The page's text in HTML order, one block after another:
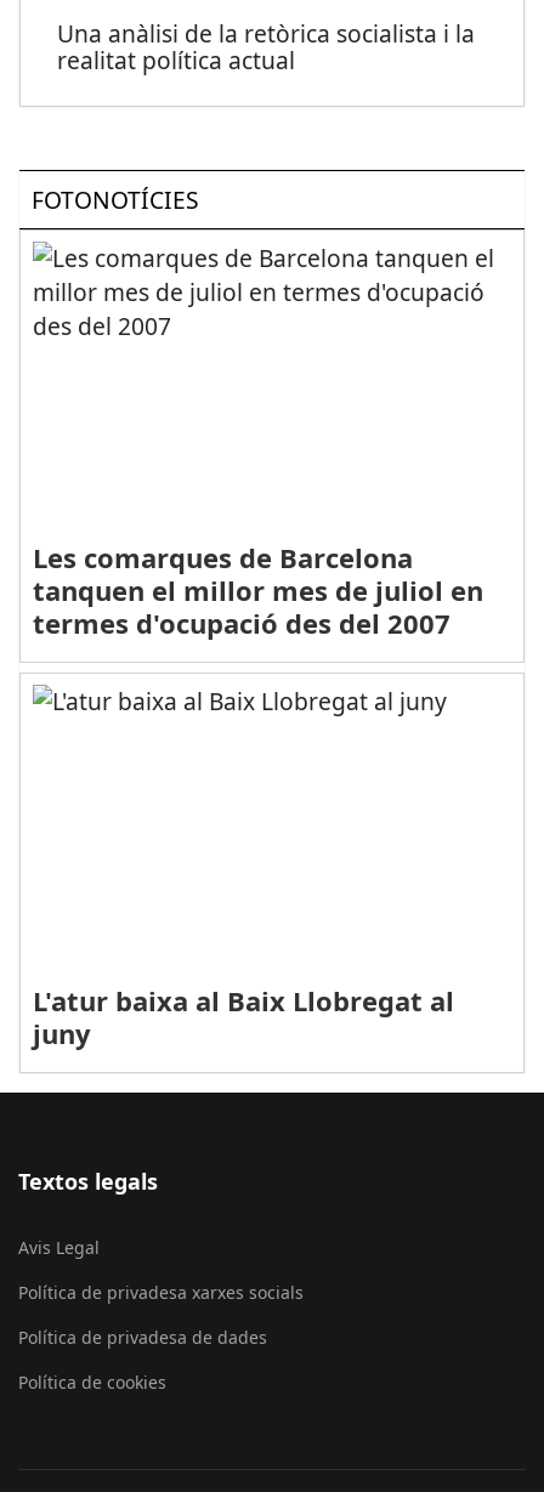
Una anàlisi de la retòrica socialista i la
realitat política actual
FOTONOTÍCIES
Les comarques de Barcelona
tanquen el millor mes de juliol en
termes d'ocupació des del 2007
L'atur baixa al Baix Llobregat al
juny
Textos legals
Avis Legal
Política de privadesa xarxes socials
Política de privadesa de dades
Política de cookies